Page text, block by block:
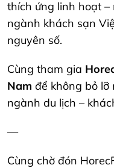
thích ứng linh hoạt
ngành khách sạn
nguyên số.
Cùng tham gia
Nam để không bỏ lỡ
ngành du lịch –
—
Cùng chờ đón